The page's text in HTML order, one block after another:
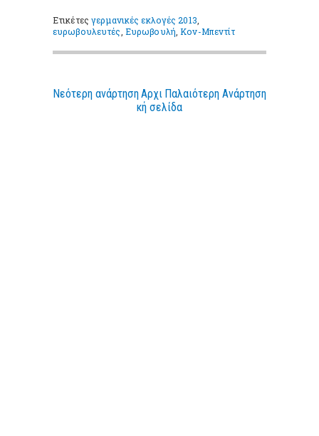
Ετικέτεςγερμανικές εκλογές 2013
ευρωβουλευτές Ευρωβουλή ,Κον-Μπεντίτ
Νεότερη ανάρτηση Παλαιότερη Ανάρτηση
Αρχι
κή σελίδα